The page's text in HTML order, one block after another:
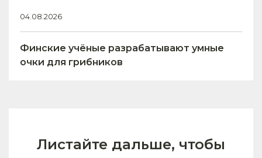
04.08.2026
Финские учёные разрабатывают умные
очки для грибников
Листайте дальше, чтобы